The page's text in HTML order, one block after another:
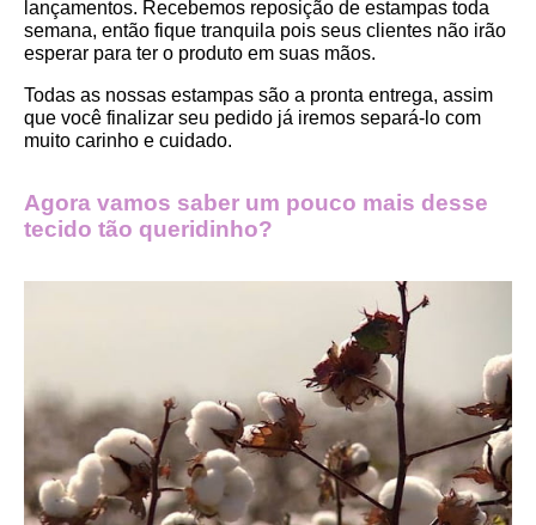
lançamentos. Recebemos reposição de estampas toda
semana, então fique tranquila pois seus clientes não irão
esperar para ter o produto em suas mãos.
Todas as nossas estampas são a pronta entrega, assim
que você finalizar seu pedido já iremos separá-lo com
muito carinho e cuidado.
Agora vamos saber um pouco mais desse
tecido tão queridinho?